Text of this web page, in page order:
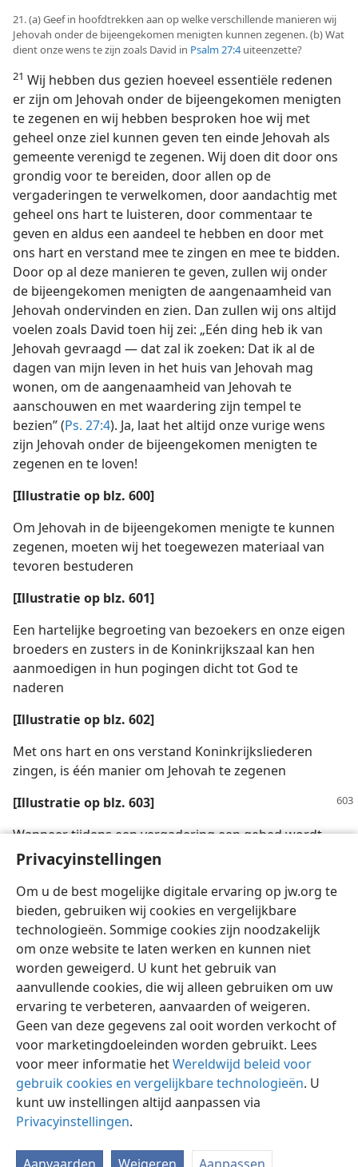
Privacyinstellingen
Om u de best mogelijke digitale ervaring op jw.org te
bieden, gebruiken wij cookies en vergelijkbare
technologieën. Sommige cookies zijn noodzakelijk
om onze website te laten werken en kunnen niet
worden geweigerd. U kunt het gebruik van
aanvullende cookies, die wij alleen gebruiken om uw
ervaring te verbeteren, aanvaarden of weigeren.
Geen van deze gegevens zal ooit worden verkocht of
voor marketingdoeleinden worden gebruikt. Lees
voor meer informatie hetWereldwijd beleid voor
gebruik cookies en vergelijkbare technologieën. U
kunt uw instellingen altijd aanpassen via
Privacyinstellingen.
21. (a) Geef in hoofdtrekken aan op welke verschillende manieren wij
Jehovah onder de bijeengekomen menigten kunnen zegenen. (b) Wat
dient onze wens te zijn zoals David in Psalm 27:4uiteenzette?
21 Wij hebben dus gezien hoeveel essentiële redenen
er zijn om Jehovah onder de bijeengekomen menigten
te zegenen en wij hebben besproken hoe wij met
geheel onze ziel kunnen geven ten einde Jehovah als
gemeente verenigd te zegenen. Wij doen dit door ons
grondig voor te bereiden, door allen op de
vergaderingen te verwelkomen, door aandachtig met
geheel ons hart te luisteren, door commentaar te
geven en aldus een aandeel te hebben en door met
ons hart en verstand mee te zingen en mee te bidden.
Door op al deze manieren te geven, zullen wij onder
de bijeengekomen menigten de aangenaamheid van
Jehovah ondervinden en zien. Dan zullen wij ons altijd
voelen zoals David toen hij zei: „Eén ding heb ik van
Jehovah gevraagd — dat zal ik zoeken: Dat ik al de
dagen van mijn leven in het huis van Jehovah mag
wonen, om de aangenaamheid van Jehovah te
aanschouwen en met waardering zijn tempel te
bezien” (Ps. 27:4). Ja, laat het altijd onze vurige wens
zijn Jehovah onder de bijeengekomen menigten te
zegenen en te loven!
[Illustratie op blz. 600]
Om Jehovah in de bijeengekomen menigte te kunnen
zegenen, moeten wij het toegewezen materiaal van
tevoren bestuderen
[Illustratie op blz. 601]
Een hartelijke begroeting van bezoekers en onze eigen
broeders en zusters in de Koninkrijkszaal kan hen
aanmoedigen in hun pogingen dicht tot God te
naderen
[Illustratie op blz. 602]
Met ons hart en ons verstand Koninkrijksliederen
zingen, is één manier om Jehovah te zegenen
[Illustratie op blz. 603]
Wanneer tijdens een vergadering een gebed wordt
uitgesproken, luistert u dan aandachtig, waardoor u
aan deze uiting van aanbidding deelneemt?
Nederlands Delen Instellingen
Copyright© 2026 Watch Tower Bible and Tract Society of Pennsylvania
Gebruiksvoorwaarden Privacybeleid
Privacyinstellingen
JW.ORG
Inloggen